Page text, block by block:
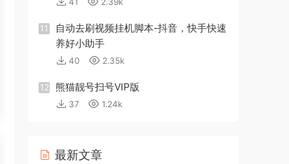
11
自动去刷视频挂机脚本-抖音，快手快速
养好小助手
40 2.35k
12 熊猫靓号扫号VIP版
37 1.24k
最新文章